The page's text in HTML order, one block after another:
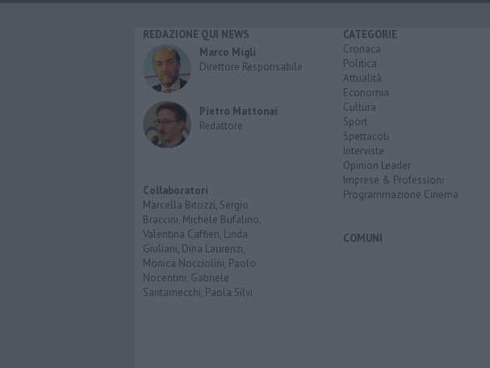
REDAZIONE QUI NEWS
Marco Migli
Direttore Responsabile
Pietro Mattonai
Redattore
Collaboratori
Marcella Bitozzi, Sergio
Braccini, Michele Bufalino,
Valentina Caffieri, Linda
Giuliani, Dina Laurenzi,
Monica Nocciolini, Paolo
Nocentini, Gabriele
Santarnecchi, Paola Silvi.
CATEGORIE
Cronaca
Politica
Attualità
Economia
Cultura
Sport
Spettacoli
Interviste
Opinion Leader
Imprese & Professioni
Programmazione Cinema
COMUNI